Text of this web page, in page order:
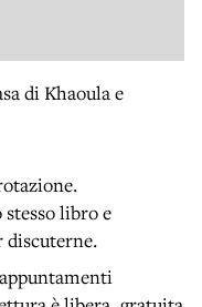
di Khaoula e
libro e
discuterne.